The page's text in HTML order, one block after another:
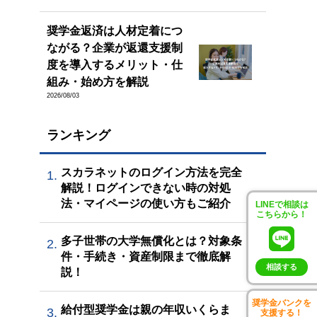
LINEで相談は
こちらから！
相談する
奨学金バンクを
支援する！
奨学金返済は人材定着につ
ながる？企業が返還支援制
度を導入するメリット・仕
組み・始め方を解説
2026/08/03
ランキング
1. スカラネットのログイン方法を完全
解説！ログインできない時の対処
法・マイページの使い方もご紹介
2. 多子世帯の大学無償化とは？対象条
件・手続き・資産制限まで徹底解
説！
3. 給付型奨学金は親の年収いくらま